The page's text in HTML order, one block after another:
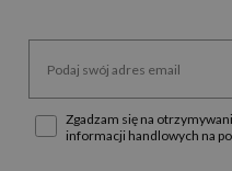
Zgadzam się na
informacji handlowych na